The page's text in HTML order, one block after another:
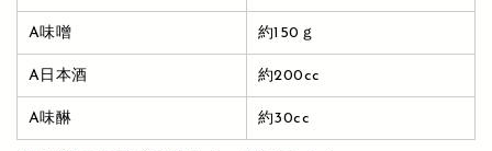
A味噌 約150ｇ
A日本酒 約200cc
A味醂 約30cc